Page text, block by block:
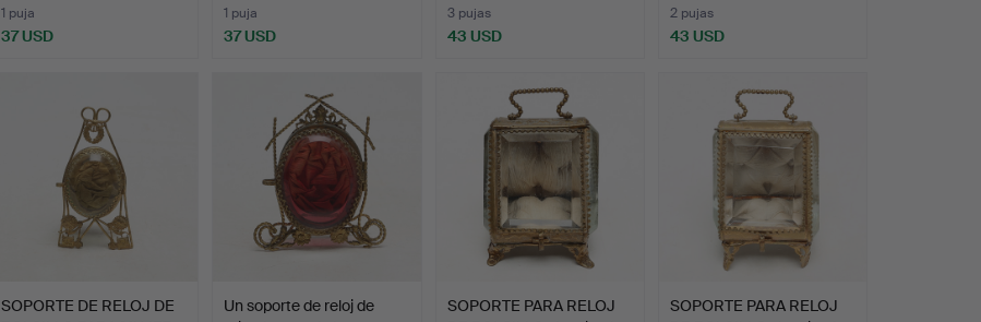
1 puja
37 USD
1 puja
37 USD
3 pujas
43 USD
2 pujas
43 USD
SOPORTE DE RELOJ DE
Un soporte de reloj de
SOPORTE PARA RELOJ
SOPORTE PARA RELOJ